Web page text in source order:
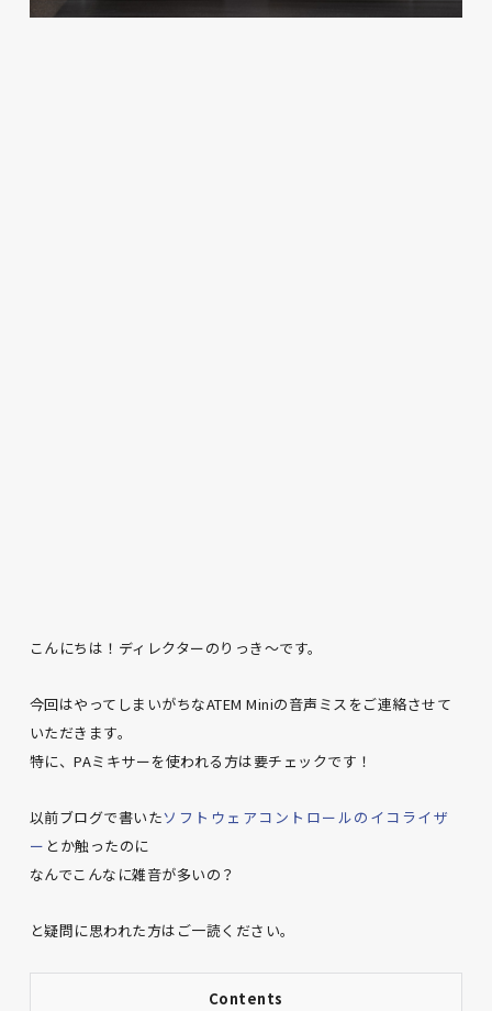
こんにちは！ディレクターのりっき～です。
今回はやってしまいがちなATEM Miniの音声ミスをご連絡させて
いただきます。
特に、PAミキサーを使われる方は要チェックです！
以前ブログで書いたソフトウェアコントロールのイコライザ
ー とか触ったのに
なんでこんなに雑音が多いの？
と疑問に思われた方はご一読ください。
Contents